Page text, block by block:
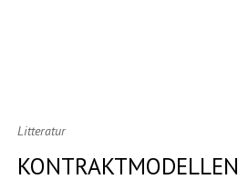
Litteratur
KONTRAKTMODELLEN